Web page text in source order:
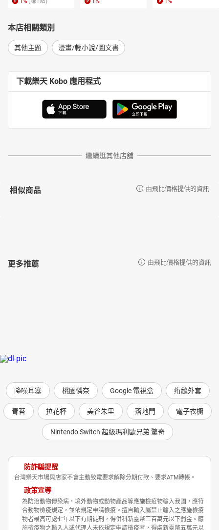
本店相關類別
其他主題 漫畫/輕小說/圖文書
下載樂天 Kobo 應用程式
繼續逛其他店舖
相似商品 由飛比價格提供的資訊
更多推薦 由飛比價格提供的資訊
降噪耳塞 桃園憐奈 Google 電視盒 绗縫外套
青苔 拉花杯 美谷朱里 落地門 電子衣櫥
Nintendo Switch 超級瑪利歐兄弟 驚奇
防詐騙提醒
台灣樂天市場與店家不會主動致電要求解除分期付款、要求ATM轉帳。
政策宣導
為防治動物傳染病，境外動物或動物產品等應施檢疫物輸入我國，應符
合動物檢疫規定，並依規定申請檢疫。擅自輸入屬禁止輸入之應施檢疫
物者最高可處七年以下有期徒刑，得併科新臺幣三百萬元以下罰金。應
施檢疫物之輸入人或代理人未依規定申請檢疫者，得處新臺幣五萬元以